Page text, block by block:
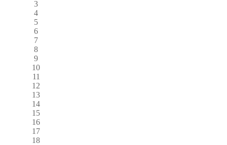
3
4
5
6
7
8
9
10
11
12
13
14
15
16
17
18